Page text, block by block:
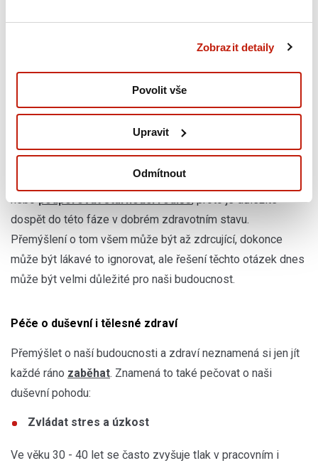
Zobrazit detaily
Povolit vše
Upravit
Odmítnout
Výzkumy ukazují, že muži ve věku mezi 30 a 40 lety, kteří
a pravidelněcvičí
, si
srovnání s těmi, kteří tak nečiní. U žen je to
Není vždy snadné najít v této fázi života rovnováhu, ale
dospělost také znamená přebírání odpovědnosti.
Nezbytnou součástí tohoto procesu je právěpéče o
. V budoucnu možná budeme muset pečovat o děti
nebopodporovat stárnoucí rodiče, proto je důležité
dospět do této fáze v dobrém zdravotním stavu.
Přemýšlení o tom všem může být až zdrcující, dokonce
může být lákavé to ignorovat, ale řešení těchto otázek dnes
může být velmi důležité pro naši budoucnost.
Péče o duševní i tělesné zdraví
Přemýšlet o naší budoucnosti a zdraví neznamená si jen jít
každé ráno zaběhat. Znamená to také pečovat o naši
duševní pohodu:
Zvládat stres a úzkost
Ve věku 30 - 40 let se často zvyšuje tlak v pracovním i